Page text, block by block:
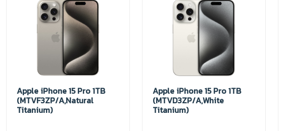
Apple iPhone 15 Pro 1TB
(MTVF3ZP/A,Natural
Titanium)
Apple iPhone 15 Pro 1TB
(MTVD3ZP/A,White
Titanium)